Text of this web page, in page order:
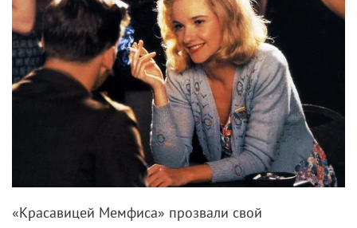
«Красавицей Мемфиса» прозвали свой